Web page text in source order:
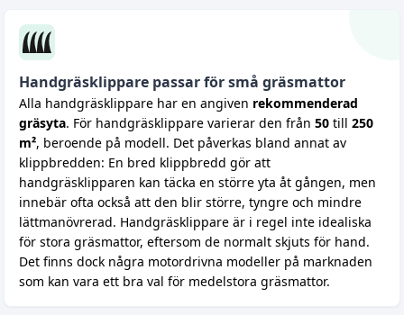
Handgräsklippare passar för små gräsmattor
Alla handgräsklippare har en angiven rekommenderad
gräsyta. För handgräsklippare varierar den från 50 till 250
m², beroende på modell. Det påverkas bland annat av
klippbredden: En bred klippbredd gör att
handgräsklipparen kan täcka en större yta åt gången, men
innebär ofta också att den blir större, tyngre och mindre
lättmanövrerad. Handgräsklippare är i regel inte idealiska
för stora gräsmattor, eftersom de normalt skjuts för hand.
Det finns dock några motordrivna modeller på marknaden
som kan vara ett bra val för medelstora gräsmattor.